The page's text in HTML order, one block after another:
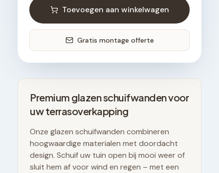
Toevoegen aan winkelwagen
Gratis montage offerte
Premium glazen schuifwanden voor
uw terrasoverkapping
Onze glazen schuifwanden combineren
hoogwaardige materialen met doordacht
design. Schuif uw tuin open bij mooi weer of
sluit hem af voor wind en regen – met een